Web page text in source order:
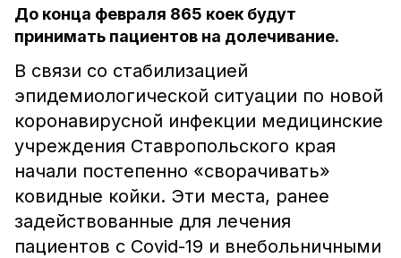
До конца февраля 865 коек будут
принимать пациентов на долечивание.
В связи со стабилизацией
эпидемиологической ситуации по новой
коронавирусной инфекции медицинские
учреждения Ставропольского края
начали постепенно «сворачивать»
ковидные койки. Эти места, ранее
задействованные для лечения
пациентов с Covid-19 и внебольничными